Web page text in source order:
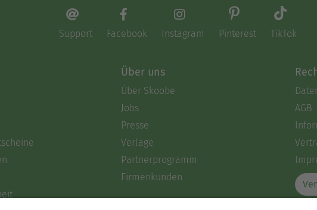
Support Facebook Instagram Pinterest TikTok
Über uns
Über Skoobe
Jobs
Presse
Verlage
Partnerprogramm
Firmenkunden
AGB